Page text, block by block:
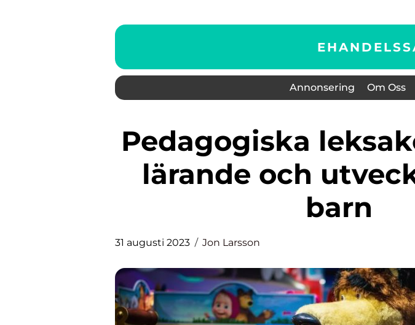
Annonsering Om Oss
Pedagogiska leksaker: Främja
lärande och
barn
31 augusti 2023 Jon Larsson